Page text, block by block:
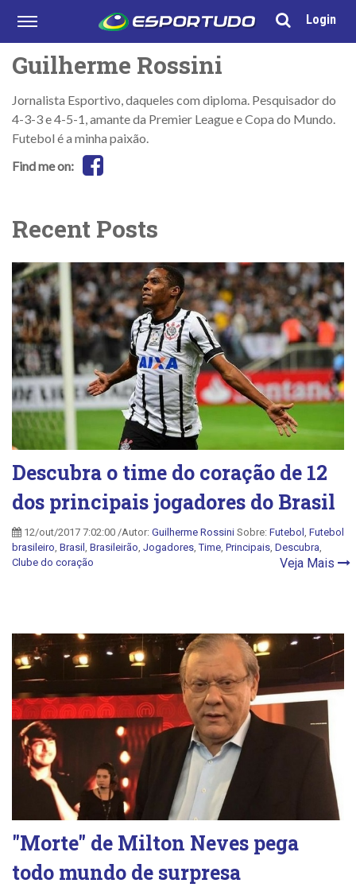
Login
Guilherme Rossini
Jornalista Esportivo, daqueles com diploma. Pesquisador do
4-3-3 e 4-5-1, amante da Premier League e Copa do Mundo.
Futebol é a minha paixão.
Find me on:
Recent Posts
Descubra o time do coração de 12
dos principais jogadores do Brasil
12/out/2017 7:02:00 /Autor: Guilherme Rossini Sobre: Futebol Futebol
brasileiro Brasil Brasileirão Jogadores ,Time Principais Descubra
Clube do coração
Veja Mais
"Morte" de Milton Neves pega
todo mundo de surpresa